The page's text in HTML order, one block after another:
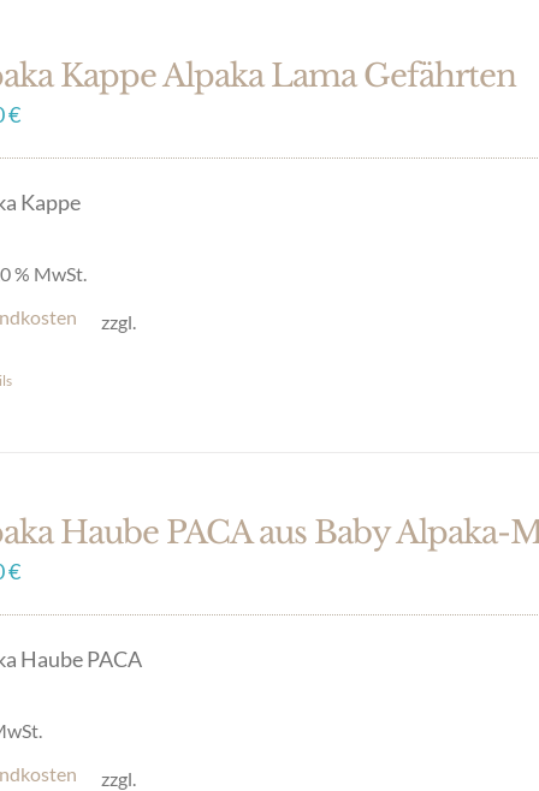
Kappe Alpaka Lama Gefährten
€
Kappe
% MwSt.
zzgl.
Haube PACA aus Baby
€
Haube PACA
zzgl.